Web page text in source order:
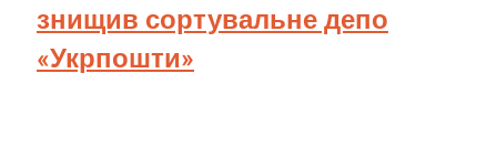
знищив сортувальне депо
«Укрпошти»